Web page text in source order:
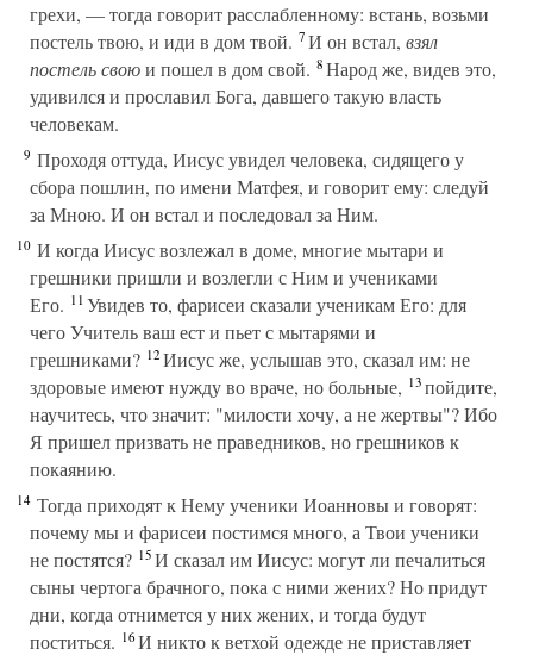
грехи, — тогда говорит расслабленному: встань, возьми
постель твою, и иди в дом твой. 7И он встал, взял
постель своюи пошел в дом свой. 8Народ же, видев это,
удивился и прославил Бога, давшего такую власть
человекам.
9 Проходя оттуда, Иисус увидел человека, сидящего у
сбора пошлин, по имени Матфея, и говорит ему: следуй
за Мною. И он встал и последовал за Ним.
10 И когда Иисус возлежал в доме, многие мытари и
грешники пришли и возлегли с Ним и учениками
Его. 11Увидев то, фарисеи сказали ученикам Его: для
чего Учитель ваш ест и пьет с мытарями и
грешниками? 12Иисус же, услышав это, сказал им: не
здоровые имеют нужду во враче, но больные, 13пойдите,
научитесь, что значит: "милости хочу, а не жертвы"? Ибо
Я пришел призвать не праведников, но грешников к
покаянию.
14 Тогда приходят к Нему ученики Иоанновы и говорят:
почему мы и фарисеи постимся много, а Твои ученики
не постятся? 15И сказал им Иисус: могут ли печалиться
сыны чертога брачного, пока с ними жених? Но придут
дни, когда отнимется у них жених, и тогда будут
поститься. 16И никто к ветхой одежде не приставляет